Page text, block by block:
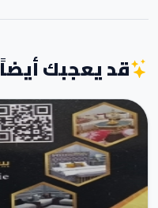
قد يعجبك أيضاً